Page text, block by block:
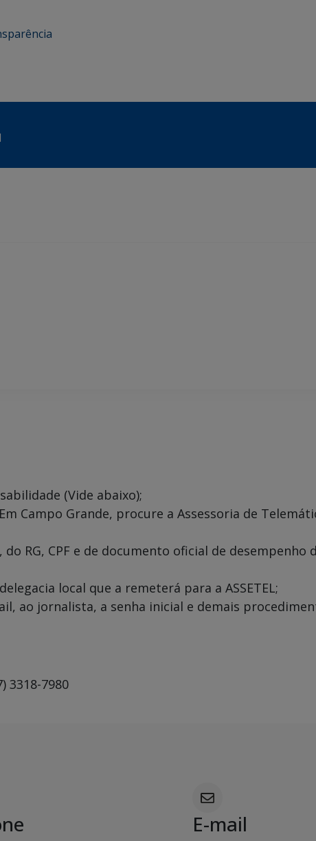
(Vide abaixo);
Campo Grande, procure a Assessoria de
RG, CPF e de documento oficial de desempenho
local que a remeterá para a ASSETEL;
ao jornalista, a senha inicial e demais
3318-7980
E-mail